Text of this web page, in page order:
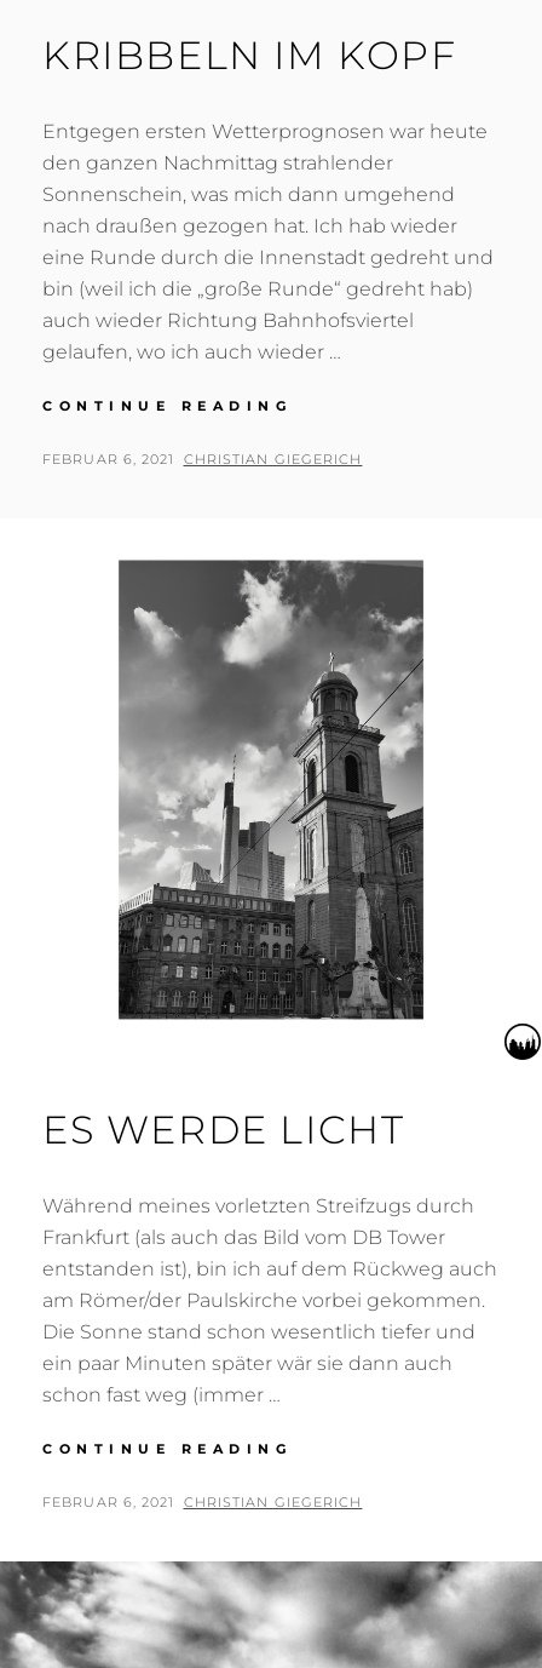
KRIBBELN IM KOPF
Entgegen ersten Wetterprognosen war heute
den ganzen Nachmittag strahlender
Sonnenschein, was mich dann umgehend
nach draußen gezogen hat. Ich hab wieder
eine Runde durch die Innenstadt gedreht und
bin (weil ich die „große Runde“ gedreht hab)
auch wieder Richtung Bahnhofsviertel
gelaufen, wo ich auch wieder …
CONTINUE READING
KOPF
POSTED
FEBRUAR 6, 2021 BY
CHRISTIAN GIEGERICH
ES WERDE LICHT
Während meines vorletzten Streifzugs durch
Frankfurt (als auch das Bild vom DB Tower
entstanden ist), bin ich auf dem Rückweg auch
am Römer/der Paulskirche vorbei gekommen.
Die Sonne stand schon wesentlich tiefer und
ein paar Minuten später wär sie dann auch
schon fast weg (immer …
CONTINUE READING
LICHT
POSTED
FEBRUAR 6, 2021 BY
CHRISTIAN GIEGERICH